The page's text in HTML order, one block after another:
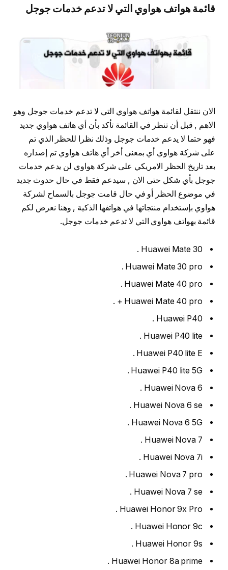
قائمة هواتف هواوي التي لا تدعم خدمات جوجل
الان ننتقل لقائمة هواتف هواوي التي لا تدعم خدمات جوجل وهو
الاهم , قبل أن تنظر في القائمة تأكد بأن أي هاتف هواوي جديد
فهو حتما لا يدعم خدمات جوجل وذلك نظرا للحظر الذي تم
على شركة هواوي أي بمعنى أخر أي هاتف هواوي تم إصداره
بعد تاريخ الحظر الامريكي على شركة هواوي لن يدعم خدمات
جوجل بأي شكل حتى الان , سيدعم فقط في حال حدوث جديد
في موضوع الحظر أو في حال قامت جوجل بالسماح لشركة
هواوي بإستخدام منتجاتها في هواتفها الذكية , وهنا نعرض لكم
قائمة بهواتف هواوي التي لا تدعم خدمات جوجل.
Huawei Mate 30 .
Huawei Mate 30 pro .
Huawei Mate 40 pro .
Huawei Mate 40 pro + .
Huawei P40 .
Huawei P40 lite .
Huawei P40 lite E .
Huawei P40 lite 5G .
Huawei Nova 6 .
Huawei Nova 6 se .
Huawei Nova 6 5G .
Huawei Nova 7 .
Huawei Nova 7i .
Huawei Nova 7 pro .
Huawei Nova 7 se .
Huawei Honor 9x Pro .
Huawei Honor 9c .
Huawei Honor 9s .
Huawei Honor 8a prime .